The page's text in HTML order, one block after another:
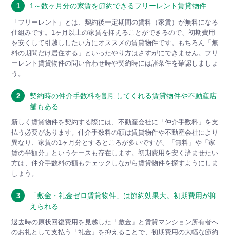
1 1～数ヶ月分の家賃を節約できるフリーレント賃貸物件
「フリーレント」とは、契約後一定期間の賃料（家賃）が無料になる
仕組みです。1ヶ月以上の家賃を抑えることができるので、初期費用
を安くして引越ししたい方にオススメの賃貸物件です。もちろん「無
料の期間だけ居住する」といったやり方はさすがにできません。フリ
ーレント賃貸物件の問い合わせ時や契約時には諸条件を確認しましょ
う。
2
契約時の仲介手数料を割引してくれる賃貸物件や不動産店
舗もある
新しく賃貸物件を契約する際には、不動産会社に「仲介手数料」を支
払う必要があります。仲介手数料の額は賃貸物件や不動産会社により
異なり、家賃の1ヶ月分とするところが多いですが、「無料」や「家
賃の半額分」というケースも存在します。初期費用を安く済ませたい
方は、仲介手数料の額もチェックしながら賃貸物件を探すようにしま
しょう。
3
「敷金・礼金ゼロ賃貸物件」は節約効果大。初期費用が抑
えられる
退去時の原状回復費用を見越した「敷金」と賃貸マンション所有者へ
のお礼として支払う「礼金」を抑えることで、初期費用の大幅な節約